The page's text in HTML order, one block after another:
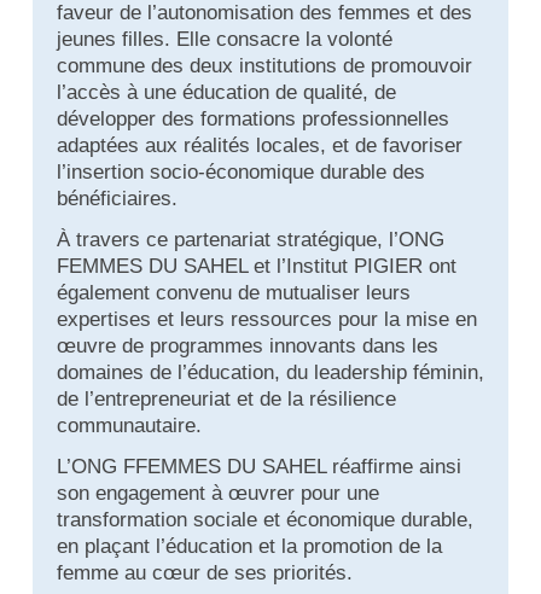
faveur de l’autonomisation des femmes et des
jeunes filles. Elle consacre la volonté
commune des deux institutions de promouvoir
l’accès à une éducation de qualité, de
développer des formations professionnelles
adaptées aux réalités locales, et de favoriser
l’insertion socio-économique durable des
bénéficiaires.
À travers ce partenariat stratégique, l’ONG
FEMMES DU SAHEL et l’Institut PIGIER ont
également convenu de mutualiser leurs
expertises et leurs ressources pour la mise en
œuvre de programmes innovants dans les
domaines de l’éducation, du leadership féminin,
de l’entrepreneuriat et de la résilience
communautaire.
L’ONG FFEMMES DU SAHEL réaffirme ainsi
son engagement à œuvrer pour une
transformation sociale et économique durable,
en plaçant l’éducation et la promotion de la
femme au cœur de ses priorités.